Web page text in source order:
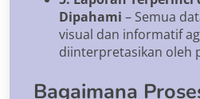
Dipahami – Semua
visual dan informatif
diinterpretasikan oleh
Bagaimana